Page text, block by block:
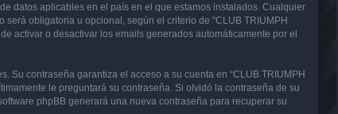
datos aplicables en el país en el que estamos instalados. Cualquier
obligatoria u opcional, según el criterio de “CLUB TRIUMPH
activar o desactivar los emails generados automáticamente por el
Su contraseña garantiza el acceso a su cuenta en “CLUB TRIUMPH
le preguntará su contraseña. Si olvidó la contraseña de su
phpBB generará una nueva contraseña para recuperar su